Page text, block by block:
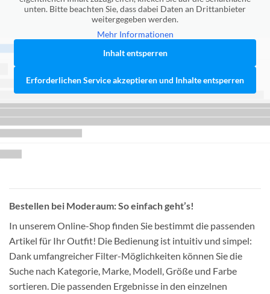
unten. Bitte beachten Sie, dass dabei Daten an Drittanbieter
weitergegeben werden.
Mehr Informationen
Inhalt entsperren
Erforderlichen Service akzeptieren und Inhalte entsperren
Bestellen bei Moderaum: So einfach geht’s!
In unserem Online-Shop finden Sie bestimmt die passenden
Artikel für Ihr Outfit! Die Bedienung ist intuitiv und simpel:
Dank umfangreicher Filter-Möglichkeiten können Sie die
Suche nach Kategorie, Marke, Modell, Größe und Farbe
sortieren. Die passenden Ergebnisse in den einzelnen